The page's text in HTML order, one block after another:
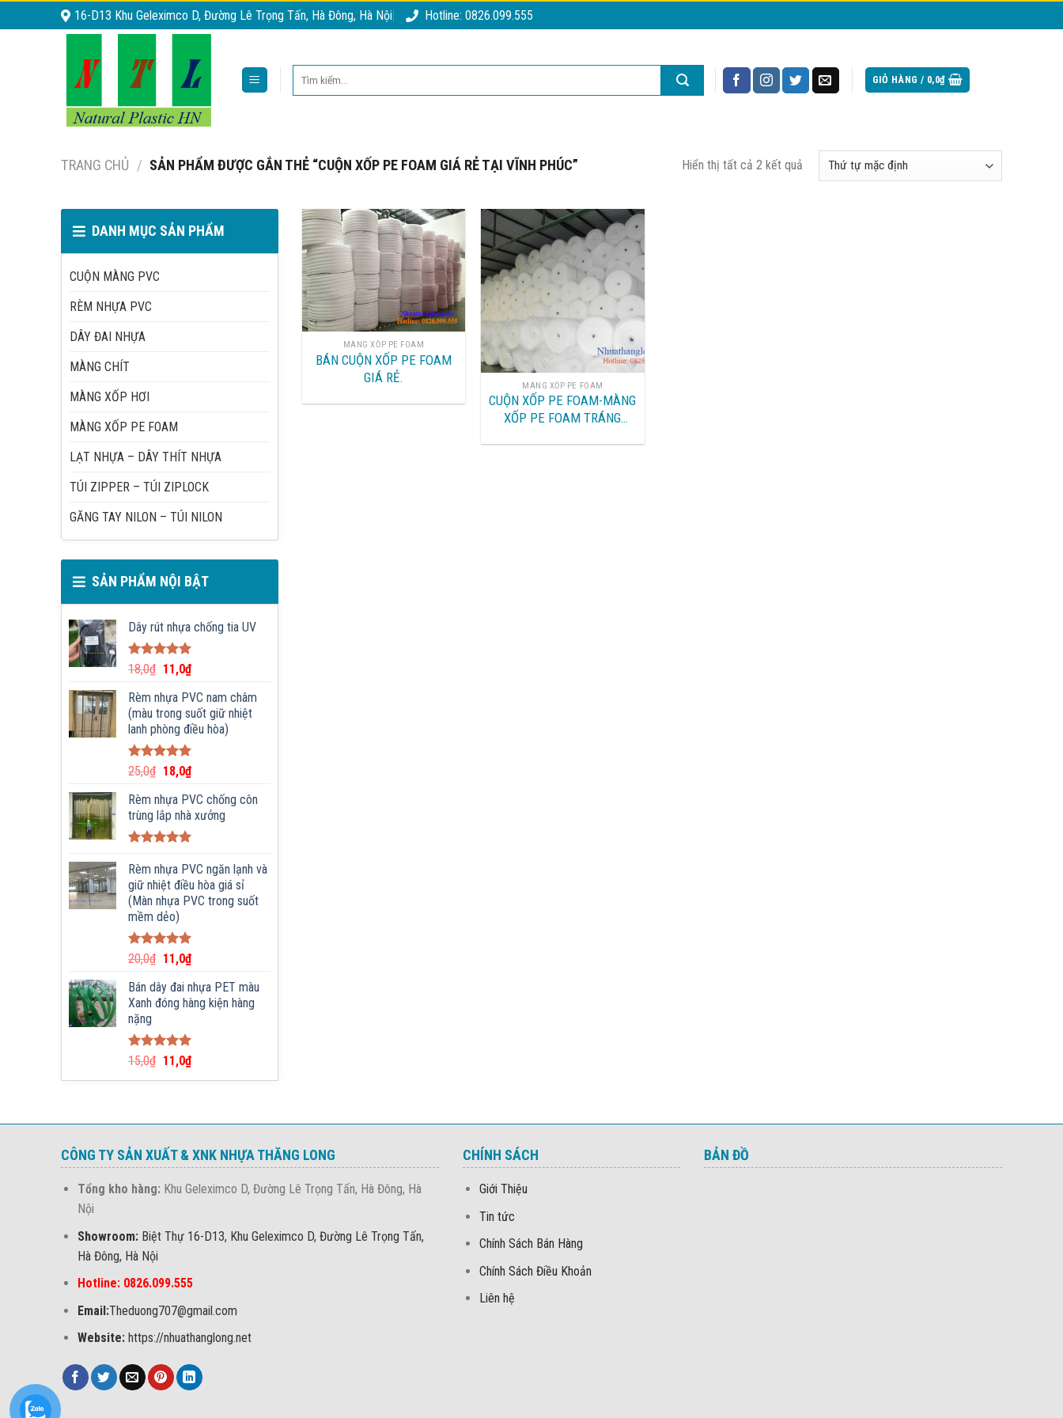
to
16-D13 Khu Geleximco D, Đường Lê Trọng Tấn, Hà Đông, Hà Nội Hotline: 0826.099.555
kiếm:
GIỎ HÀNG / 0,0₫
TRANG CHỦ / SẢN PHẨM ĐƯỢC GẮN THẺ “CUỘN XỐP PE FOAM GIÁ RẺ TẠI VĨNH PHÚC” Hiển thị tất cả 2 kết quả
DANH MỤC SẢN PHẨM
CUỘN MÀNG PVC
RÈM NHỰA PVC
DÂY ĐAI NHỰA
MÀNG CHÍT
MÀNG XỐP HƠI
MÀNG XỐP PE FOAM
LẠT NHỰA – DÂY THÍT NHỰA
TÚI ZIPPER – TÚI ZIPLOCK
GĂNG TAY NILON – TÚI NILON
SẢN PHẨM NỘI BẬT
Dây rút nhựa chống tia UV
Được xếp
hạng
5.00
5 sao
18,0₫ 11,0₫
Rèm nhựa PVC nam châm
(màu trong suốt giữ nhiệt
lanh phòng điều hòa)
Được xếp
hạng
5.00
5 sao
25,0₫ 18,0₫
Rèm nhựa PVC chống côn
trùng lắp nhà xưởng
hạng5.00
5 sao
Rèm nhựa PVC ngăn lạnh và
giữ nhiệt điều hòa giá sỉ
(Màn nhựa PVC trong suốt
mềm dẻo)
Được xếp
hạng
5.00
5 sao
20,0₫ 11,0₫
Bán dây đai nhựa PET màu
Xanh đóng hàng kiện hàng
nặng
Được xếp
hạng
5.00
5 sao
15,0₫ 11,0₫
MÀNG XỐP PE FOAM
BÁN CUỘN XỐP PE FOAM
GIÁ RẺ.
MÀNG XỐP PE FOAM
CUỘN XỐP PE FOAM-MÀNG
XỐP PE FOAM TRÁNG
CÔNG TY SẢN XUẤT & XNK NHỰA THĂNG LONG
Tổng kho hàng: Khu Geleximco D, Đường Lê Trọng Tấn, Hà Đông, Hà
Nội
Showroom: Biệt Thự 16-D13, Khu Geleximco D, Đường Lê Trọng Tấn,
Hà Đông, Hà Nội
Hotline: 0826.099.555
Email:Theduong707@gmail.com
Website:https://nhuathanglong.net
CHÍNH SÁCH
Giới Thiệu
Tin tức
Chính Sách Bán Hàng
Chính Sách Điều Khoản
Liên hệ
BẢN ĐỒ